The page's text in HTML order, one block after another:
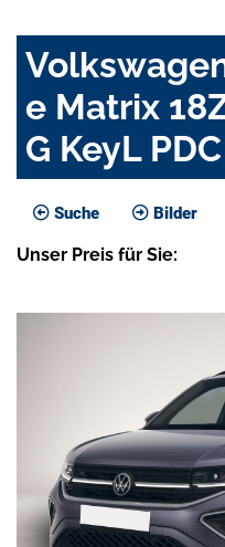
e Matrix
G KeyL PDC
Suche Bilder
Unser Preis für Sie: